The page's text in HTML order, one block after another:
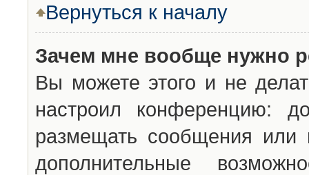
Вернуться к началу
Зачем мне вообще нужно
Вы можете этого и не
настроил конференцию:
размещать сообщения или
дополнительные